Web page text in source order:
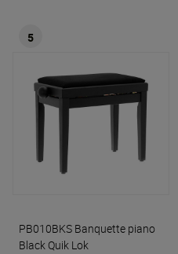
5
PB010BKS Banquette piano
Black Quik Lok